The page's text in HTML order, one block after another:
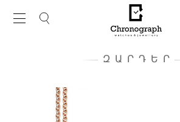
ԶԱՐԴԵՐ